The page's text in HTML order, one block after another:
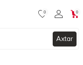
Axtar
0 0